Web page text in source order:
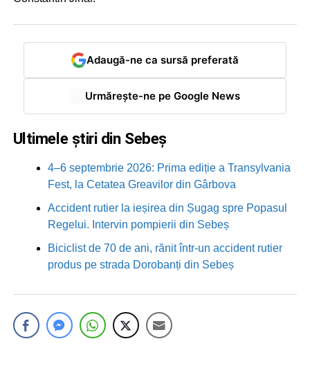
Adaugă-ne ca sursă preferată
Urmărește-ne pe Google News
Ultimele știri din Sebeș
4–6 septembrie 2026: Prima ediție a Transylvania
Fest, la Cetatea Greavilor din Gârbova
Accident rutier la ieșirea din Șugag spre Popasul
Regelui. Intervin pompierii din Sebeș
Biciclist de 70 de ani, rănit într-un accident rutier
produs pe strada Dorobanți din Sebeș